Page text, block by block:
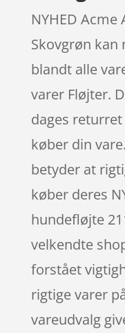
NYHED
Skovgrøn kan
blandt alle
varer Fløjter.
dages
køber din
betyder at
køber deres
hundefløjte
velkendte
forstået
rigtige varer
vareudvalg